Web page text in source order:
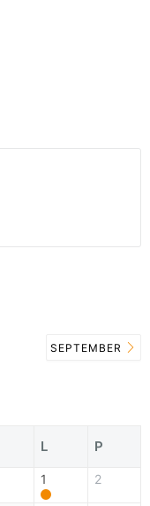
SEPTEMBER
L P
1 2